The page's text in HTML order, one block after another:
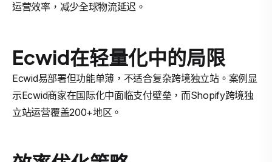
运营效率，减少全球物流延迟。
Ecwid在轻量化中的局限
Ecwid易部署但功能单薄，不适合复杂跨境独立站。案例显
示Ecwid商家在国际化中面临支付壁垒，而Shopify跨境独
立站运营覆盖200+地区。